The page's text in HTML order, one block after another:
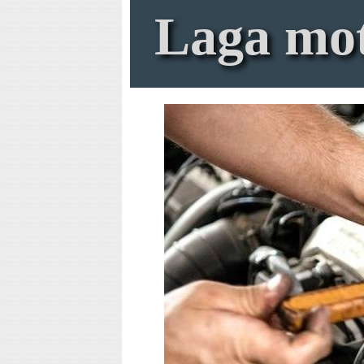
Laga